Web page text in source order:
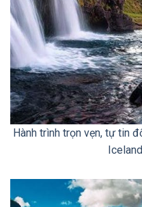
Hành trình trọn vẹn, tự tin